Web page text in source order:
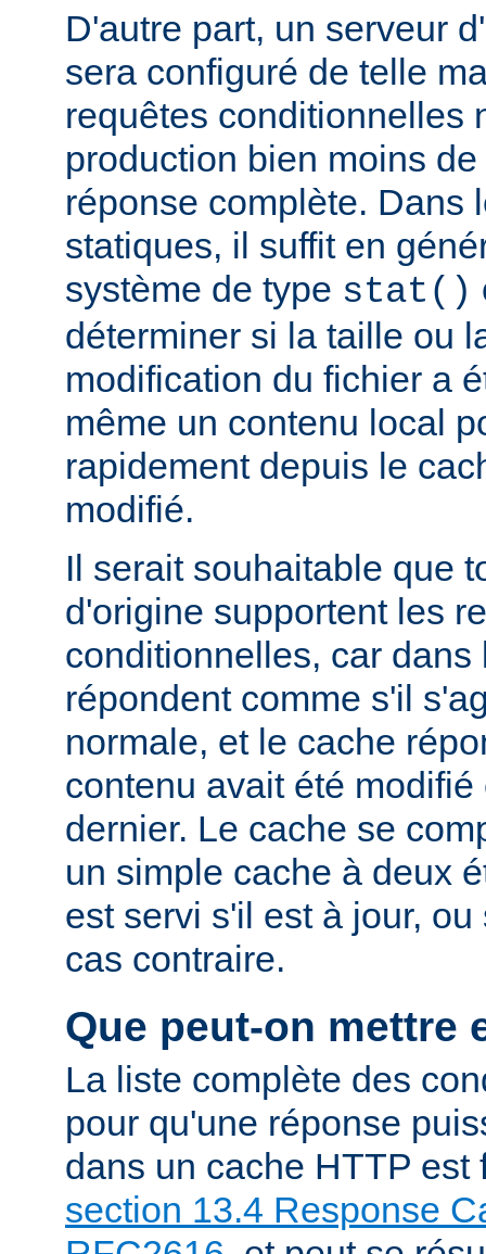
D'autre part, un serveur
sera configuré de telle
requêtes conditionnelles
production bien moins
réponse complète. Dans
statiques, il suffit en
système de type stat()
déterminer si la taille ou
modification du fichier a
même un contenu local
rapidement depuis le
modifié.
Il serait souhaitable que
d'origine supportent les
conditionnelles, car
répondent comme s'il
normale, et le cache
contenu avait été
dernier. Le cache se
un simple cache à deux
est servi s'il est à jour,
cas contraire.
Que peut-on mettre
La liste complète des
pour qu'une réponse
dans un cache HTTP est
section 13.4 Response